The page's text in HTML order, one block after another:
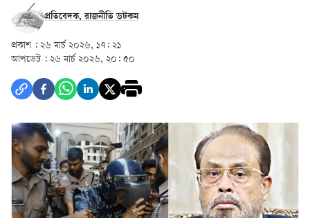
প্রতিবেদক, রাজনীতি ডটকম
প্রকাশ : ২৬ মার্চ ২০২৬, ১৭: ২১
আপডেট : ২৬ মার্চ ২০২৬, ২০: ৫০